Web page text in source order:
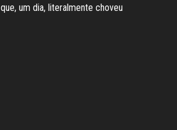
um dia, literalmente choveu